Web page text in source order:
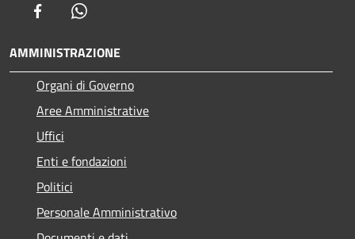
Facebook
AMMINISTRAZIONE
Organi di Governo
Aree Amministrative
Uffici
Enti e fondazioni
Politici
Personale Amministrativo